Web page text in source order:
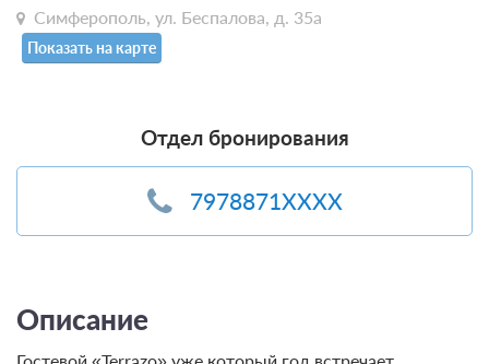
Симферополь, ул. Беспалова, д. 35а
Показать на карте
Отдел бронирования
7978871XXXX
Описание
Гостевой «Terrazo» уже который год встречает